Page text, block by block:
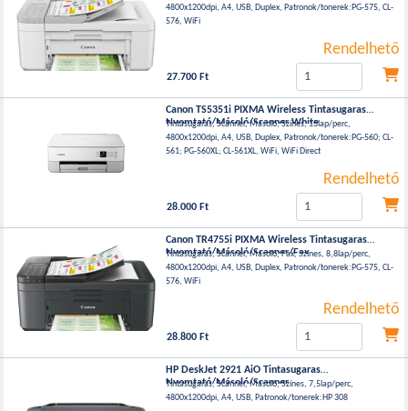
4800x1200dpi, A4, USB, Duplex, Patronok/tonerek:PG-575, CL-
576, WiFi
Rendelhető
27.700 Ft
Canon TS5351i PIXMA Wireless Tintasugaras
Nyomtató/Másoló/Scanner White
Tintasugaras, Scanner, Másoló, Színes, 13lap/perc,
4800x1200dpi, A4, USB, Duplex, Patronok/tonerek:PG-560; CL-
561; PG-560XL; CL-561XL, WiFi, WiFi Direct
Rendelhető
28.000 Ft
Canon TR4755i PIXMA Wireless Tintasugaras
Nyomtató/Másoló/Scanner/Fax
Tintasugaras, Scanner, Másoló, Fax, Színes, 8,8lap/perc,
4800x1200dpi, A4, USB, Duplex, Patronok/tonerek:PG-575, CL-
576, WiFi
Rendelhető
28.800 Ft
HP DeskJet 2921 AiO Tintasugaras
Nyomtató/Másoló/Scanner
Tintasugaras, Scanner, Másoló, Színes, 7,5lap/perc,
4800x1200dpi, A4, USB, Patronok/tonerek:HP 308